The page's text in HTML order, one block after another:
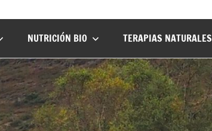
NUTRICIÓN BIO TERAPIAS NATURALES